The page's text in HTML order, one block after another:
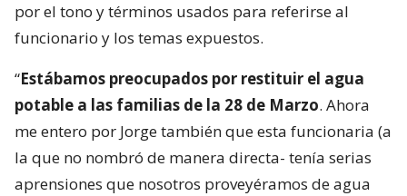
por el tono y términos usados para referirse al
funcionario y los temas expuestos.
“Estábamos preocupados por restituir el agua
potable a las familias de la 28 de Marzo. Ahora
me entero por Jorge también que esta funcionaria (a
la que no nombró de manera directa- tenía serias
aprensiones que nosotros proveyéramos de agua